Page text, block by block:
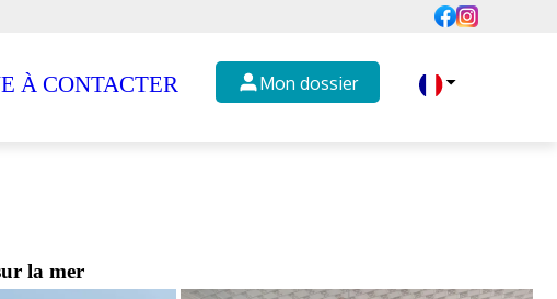
À CONTACTER Mon dossier
la mer